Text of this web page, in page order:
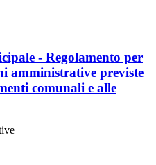
- Regolamento per
amministrative previste
comunali e alle